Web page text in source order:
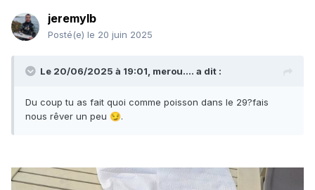
jeremylb
Posté(e) le 20 juin 2025
Le 20/06/2025 à 19:01, merou.... a dit :
Du coup tu as fait quoi comme poisson dans le 29?fais
nous rêver un peu 😏.